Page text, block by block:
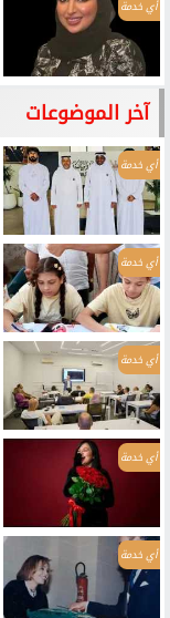
أي خدمة
آخر الموضوعات
أي خدمة
أي خدمة
أي خدمة
أي خدمة
أي خدمة